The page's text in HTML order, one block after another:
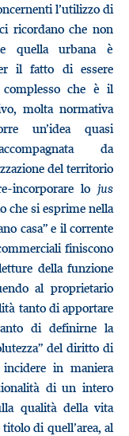
l’utilizzo di
ricordano che non
quella urbana è
il fatto di essere
che è il
molta normativa
un’idea quasi
da
del territorio
incorporare lojus
che si esprime nella
casa” e il corrente
finiscono
della funzione
al proprietario
tanto di apportare
di definirne la
del diritto di
in maniera
di un intero
qualità della vita
di quell’area, al